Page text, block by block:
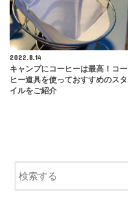
2022.8.14
キャンプにコーヒーは最高！コー
ヒー道具を使っておすすめのスタ
イルをご紹介